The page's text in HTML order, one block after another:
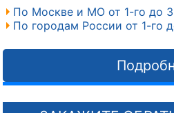
По Москве и МО от 1-го до
По городам России от 1-го